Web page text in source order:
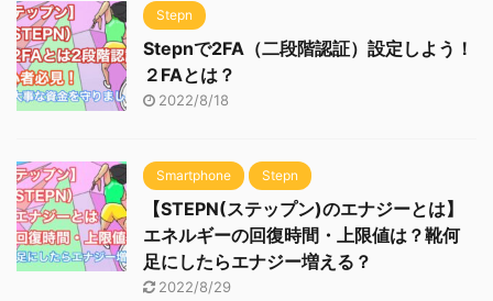
Stepn
Stepnで2FA（二段階認証）設定しよう！
２FAとは？
2022/8/18
Smartphone Stepn
【STEPN(ステップン)のエナジーとは】
エネルギーの回復時間・上限値は？靴何
足にしたらエナジー増える？
2022/8/29